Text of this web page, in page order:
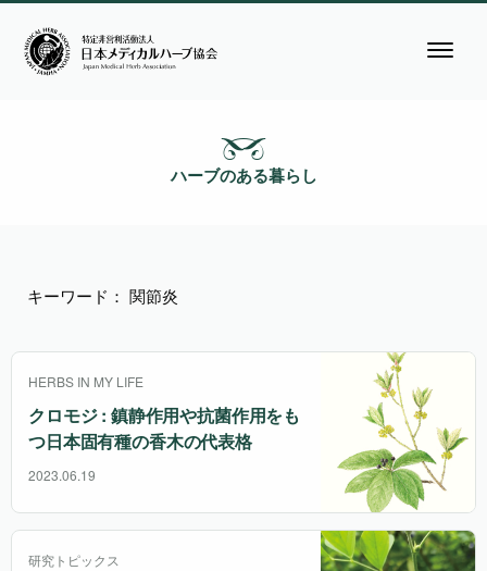
ハーブのある暮らし
キーワード： 関節炎
HERBS IN MY LIFE
クロモジ : 鎮静作用や抗菌作用をも
つ日本固有種の香木の代表格
2023.06.19
研究トピックス